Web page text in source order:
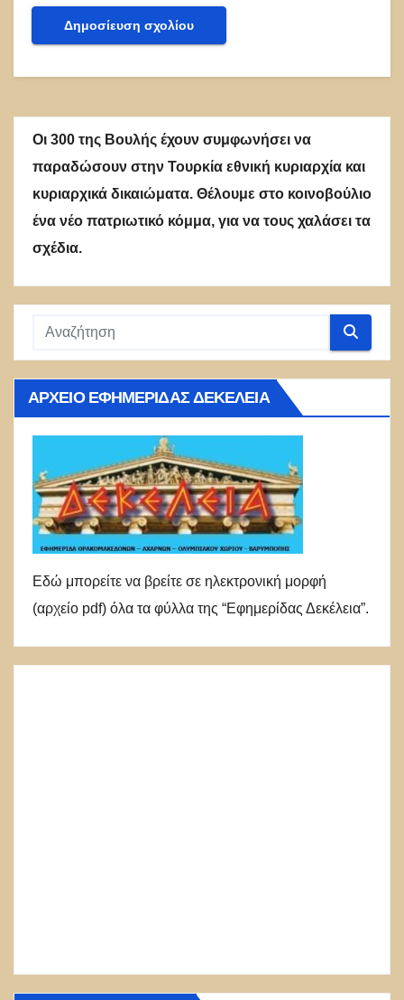
Οι 300 της Βουλής έχουν συμφωνήσει να
παραδώσουν στην Τουρκία εθνική κυριαρχία και
κυριαρχικά δικαιώματα. Θέλουμε στο κοινοβούλιο
ένα νέο πατριωτικό κόμμα, για να τους χαλάσει τα
σχέδια.
ΑΡΧΕΊΟ ΕΦΗΜΕΡΊΔΑΣ ΔΕΚΈΛΕΙΑ
Εδώ μπορείτε να βρείτε σε ηλεκτρονική μορφή
(αρχείο pdf) όλα τα φύλλα της “Εφημερίδας Δεκέλεια”.